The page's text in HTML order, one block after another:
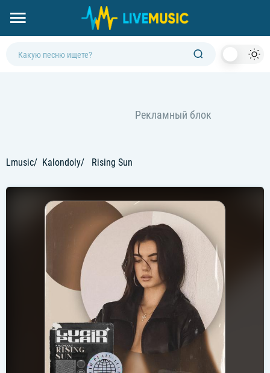
Lmusic Kalondoly Rising Sun